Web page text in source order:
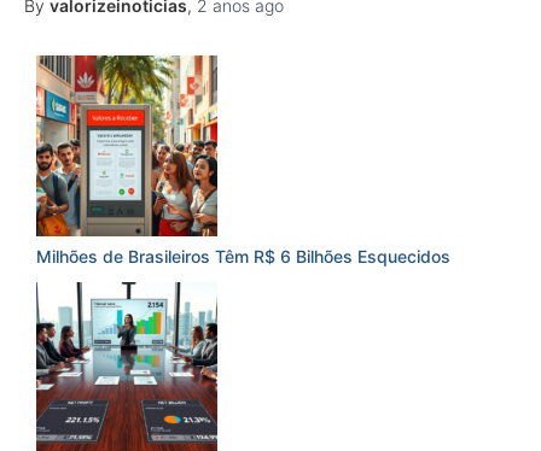
By valorizeinoticias, 2 anos ago
Milhões de Brasileiros Têm R$ 6 Bilhões Esquecidos